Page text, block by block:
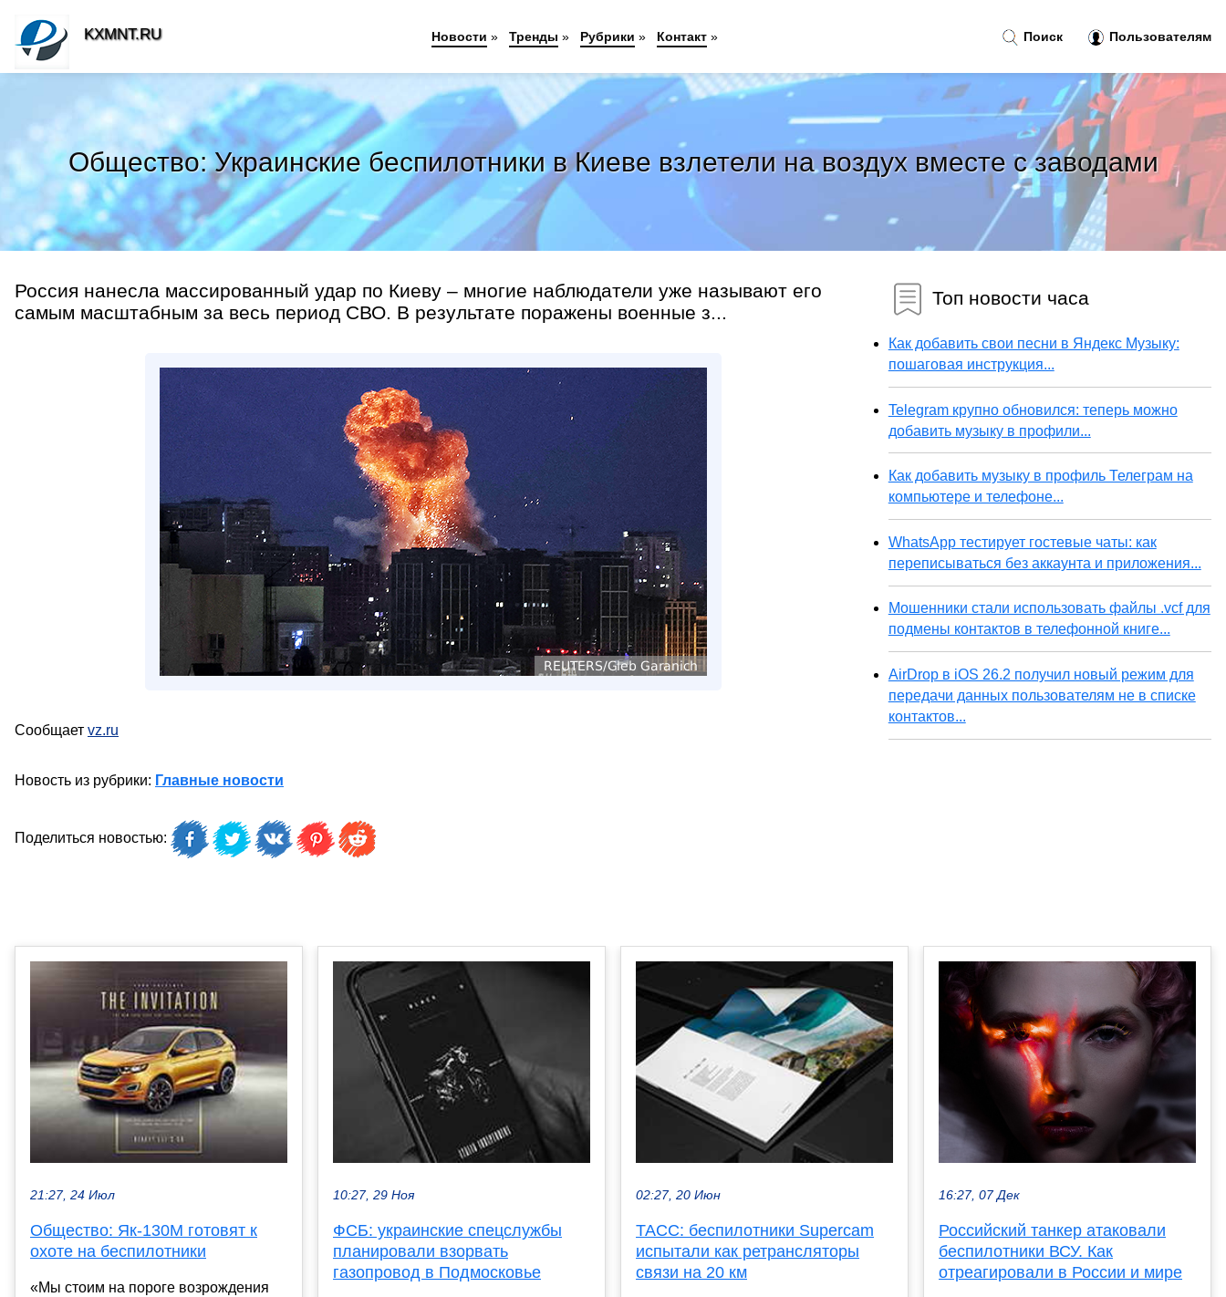
Общество: Украинские беспилотники в Киеве взлетели на воздух вместе с заводами
Россия нанесла массированный удар по Киеву – многие наблюдатели уже называют его
самым масштабным за весь период СВО. В результате поражены военные з...
Сообщает vz.ru
Новость из рубрики: Главные новости
Поделиться новостью:
Топ новости часа
Как добавить свои песни в Яндекс Музыку:
пошаговая инструкция...
Telegram крупно обновился: теперь можно
добавить музыку в профили...
Как добавить музыку в профиль Телеграм на
компьютере и телефоне...
WhatsApp тестирует гостевые чаты: как
переписываться без аккаунта и приложения...
Мошенники стали использовать файлы .vcf для
подмены контактов в телефонной книге...
AirDrop в iOS 26.2 получил новый режим для
передачи данных пользователям не в списке
контактов...
21:27, 24 Июл
Общество: Як-130М готовят к
охоте на беспилотники
«Мы стоим на пороге возрождения
10:27, 29 Ноя
ФСБ: украинские спецслужбы
планировали взорвать
газопровод в Подмосковье
02:27, 20 Июн
ТАСС: беспилотники Supercam
испытали как ретрансляторы
связи на 20 км
16:27, 07 Дек
Российский танкер атаковали
беспилотники ВСУ. Как
отреагировали в России и мире
Поиск Пользователям
KXMNT.RU Новости » Тренды » Рубрики » Контакт»